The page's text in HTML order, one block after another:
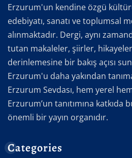
Erzurum'un kendine özgü
edebiyatı, sanatı ve toplumsal
alınmaktadır. Dergi, aynı
tutan makaleler, şiirler,
derinlemesine bir bakış açısı
Erzurum'u daha yakından
Erzurum Sevdası, hem yerel
Erzurum’un tanıtımına katkıda
önemli bir yayın organıdır.
Categories